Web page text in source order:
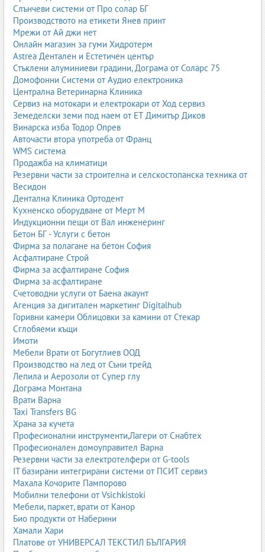
компютърни игри, аксесоари, геймърска периферия и
абонаменти за дигитални услуги. Тук попадат и гейм клубове,
e-sports организации, сервизи за конзоли и компютри, както и
фирми, които се занимават с разработка на игри.
Видео игрите са част от съвременната култура и забавление, а
гейминг индустрията е една от най-бързо развиващите се в
света. В тази категория могат да се открият продукти и услуги
както за любители, така и за професионални геймъри – от
бюджетни решения до висок клас оборудване.
Водолазно оборудване
Водолазното оборудване включва магазини и фирми, които
предлагат екипировка за гмуркане – маски, шнорхели, бутилки,
регулатори, костюми, плавници, компютри за гмуркане и
аксесоари. Тук попадат и центрове за обучение по гмуркане,
водолазни клубове и организатори на подводни експедиции.
Тази подкатегория е важна за любителите на подводния свят,
професионални водолази, спасителни екипи и туристически
центрове по морето и около водоеми. Често се предлагат и
услуги като сервиз и поддръжка на оборудване, пълнене на
бутилки и сертификационни курсове.
Детски стоки
„Детски стоки“ обединява магазини за дрехи, обувки, играчки,
колички, столчета за кола, бебешки легла, аксесоари за
хранене, текстил и всичко необходимо за бебета и деца. Тук
попадат както големи вериги, така и специализирани бутици и
онлайн магазини.
Категорията е насочена към родители, бъдещи родители и
близки, които търсят качествени, безопасни и функционални
продукти. Често се предлагат и консултации, списъци за
първоначална подготовка за бебе, както и продукти за
специални нужди.
Домашни потреби
Подкатегорията „Домашни потреби“ включва магазини за стоки
за дома – кухненски съдове, прибори, текстил, почистващи
средства, аксесоари за баня, организатори, домакински уреди и
дребна техника. Това са продукти, които правят ежедневието
по-удобно и подредено.
Тук попадат както традиционни квартални магазини, така и
големи търговски вериги и онлайн платформи. Много от тях
Слънчеви системи от Про солар БГ
Производството на етикети Янев принт
Мрежи от Ай джи нет
Онлайн магазин за гуми Хидротерм
Astrea Дентален и Естетичен център
Стъклени алуминиеви градини, Дограма от Соларс 75
Домофонни Системи от Аудио електроника
Централна Ветеринарна Клиника
Сервиз на мотокари и електрокари от Ход сервиз
Земеделски земи под наем от ЕТ Димитър Диков
Винарска изба Тодор Опрев
Авточасти втора употреба от Франц
WMS система
Продажба на климатици
Резервни части за строителна и селскостопанска техника от
Весидон
Дентална Клиника Ортодент
Кухненско оборудване от Мерт М
Индукционни пещи от Вал инженеринг
Бетон БГ - Услуги с бетон
Фирма за полагане на бетон София
Асфалтиране Строй
Фирма за асфалтиране София
Фирма за асфалтиране
Счетоводни услуги от Баена акаунт
Агенция за дигитален маркетинг Digitalhub
Горивни камери Облицовки за камини от Стекар
Сглобяеми къщи
Имоти
Мебели Врати от Богутлиев ООД
Производство на лед от Съни трейд
Лепила и Аерозоли от Супер глу
Дограма Монтана
Врати Варна
Taxi Transfers BG
Храна за кучета
Професионални инструменти,Лагери от Снабтех
Професионален домоуправител Варна
Резервни части за електротелфери от G-tools
IT базирани интегрирани системи от ПСИТ сервиз
Махала Кочорите Пампорово
Мобилни телефони от Vsichkistoki
Мебели, паркет, врати от Канор
Био продукти от Наберини
Хамали Хари
Платове от УНИВЕРСАЛ ТЕКСТИЛ БЪЛГАРИЯ